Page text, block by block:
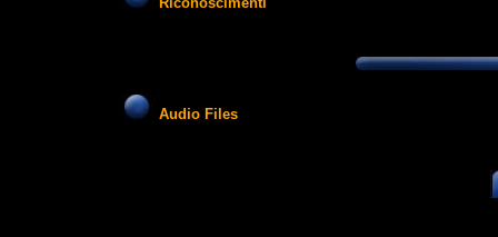
Audio Files